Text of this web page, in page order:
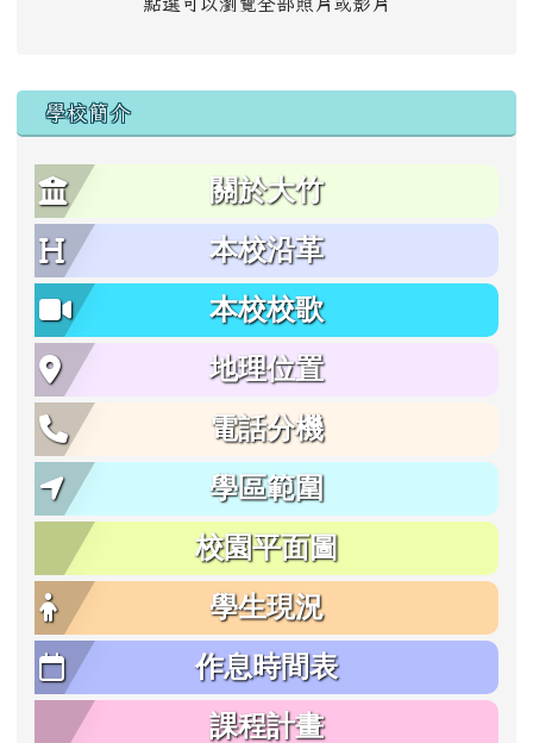
學校簡介
關於大竹
本校沿革
本校校歌
地理位置
電話分機
學區範圍
校園平面圖
學生現況
作息時間表
課程計畫